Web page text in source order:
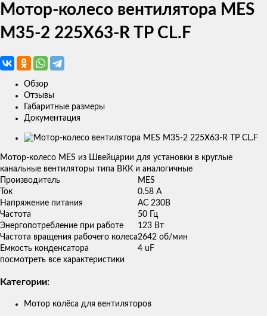
Мотор-колесо вентилятора MES
M35-2 225X63-R TP CL.F
Обзор
Отзывы
Габаритные размеры
Документация
Изображения
товаров
Мотор-колесо MES из Швейцарии для установки в круглые
канальные вентиляторы типа ВКК и аналогичные
Производитель
MES
Ток
0.58 A
Напряжение питания
AC 230В
Частота
50 Гц
Энергопотребление при работе
123 Вт
Частота вращения рабочего колеса2642 об/мин
Емкость конденсатора
4 uF
посмотреть все характеристики
Категории:
Мотор колёса для вентиляторов